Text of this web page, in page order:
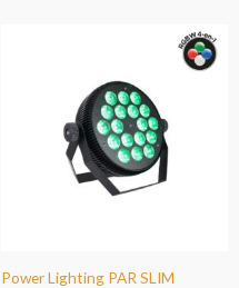
Power Lighting PAR SLIM